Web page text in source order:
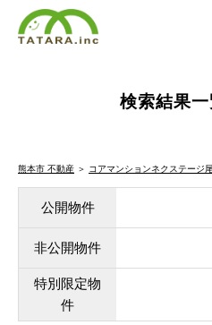
検索結果一
熊本市 不動産 ＞ コアマンションネクステージ
公開物件
非公開物件
特別限定物
件